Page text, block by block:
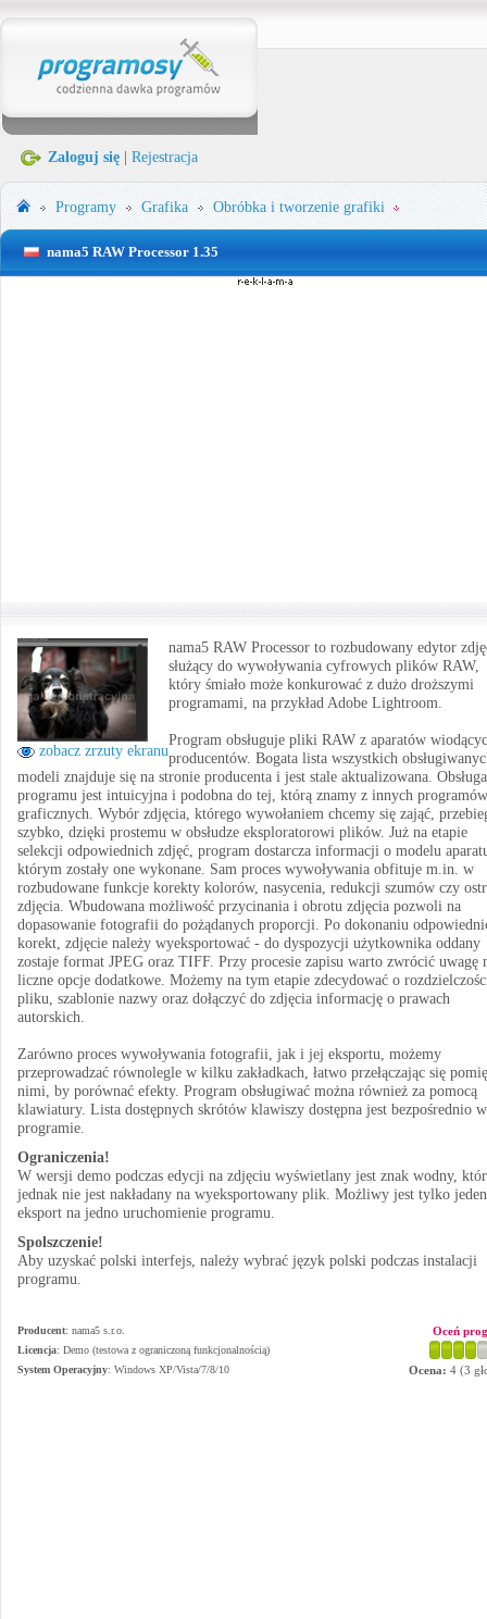
Zaloguj się Rejestracja
Programy Grafika Obróbka i tworzenie grafiki
nama5 RAW Processor 1.35
zobacz zrzuty ekranu
nama5 RAW Processor to rozbudowany edytor
służący do wywoływania cyfrowych plików RAW,
który śmiało może konkurować z dużo droższymi
programami, na przykład Adobe Lightroom.
Program obsługuje pliki RAW z aparatów
producentów. Bogata lista wszystkich
modeli znajduje się na stronie producenta i jest stale aktualizowana. Obsługa
programu jest intuicyjna i podobna do tej, którą znamy z innych programów
graficznych. Wybór zdjęcia, którego wywołaniem chcemy się zająć,
szybko, dzięki prostemu w obsłudze eksploratorowi plików. Już na etapie
selekcji odpowiednich zdjęć, program dostarcza informacji o modelu
którym zostały one wykonane. Sam proces wywoływania obfituje m.in. w
rozbudowane funkcje korekty kolorów, nasycenia, redukcji szumów czy
zdjęcia. Wbudowana możliwość przycinania i obrotu zdjęcia pozwoli na
dopasowanie fotografii do pożądanych proporcji. Po dokonaniu
korekt, zdjęcie należy wyeksportować - do dyspozycji użytkownika oddany
zostaje format JPEG oraz TIFF. Przy procesie zapisu warto zwrócić uwagę
liczne opcje dodatkowe. Możemy na tym etapie zdecydować o
pliku, szablonie nazwy oraz dołączyć do zdjęcia informację o prawach
autorskich.
Zarówno proces wywoływania fotografii, jak i jej eksportu, możemy
przeprowadzać równolegle w kilku zakładkach, łatwo przełączając się
nimi, by porównać efekty. Program obsługiwać można również za pomocą
klawiatury. Lista dostępnych skrótów klawiszy dostępna jest bezpośrednio w
programie.
Ograniczenia!
W wersji demo podczas edycji na zdjęciu wyświetlany jest znak wodny,
jednak nie jest nakładany na wyeksportowany plik. Możliwy jest tylko jeden
eksport na jedno uruchomienie programu.
Spolszczenie!
Aby uzyskać polski interfejs, należy wybrać język polski podczas instalacji
programu.
Producent: nama5 s.r.o.
Licencja: Demo (testowa z ograniczoną funkcjonalnością)
System Operacyjny: Windows XP/Vista/7/8/10
Oceń
Ocena: 4 (3